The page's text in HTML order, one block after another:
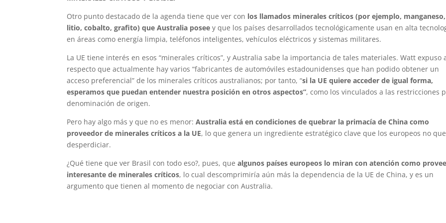
Otro punto destacado de la agenda tiene que ver con los llamados minerales críticos (por ejemplo, manganeso,
litio, cobalto, grafito) que Australia posee y que los países desarrollados tecnológicamente usan en alta
en áreas como energía limpia, teléfonos inteligentes, vehículos eléctricos y sistemas militares.
La UE tiene interés en esos “minerales críticos”, y Australia sabe la importancia de tales materiales. Watt expuso
respecto que actualmente hay varios “fabricantes de automóviles estadounidenses que han podido obtener un
acceso preferencial” de los minerales críticos australianos; por tanto, “si la UE quiere acceder de igual forma,
esperamos que puedan entender nuestra posición en otros aspectos”, como los vinculados a las restricciones
denominación de origen.
Pero hay algo más y que no es menor:Australia está en condiciones de quebrar la primacía de China como
proveedor de minerales críticos a la UE, lo que genera un ingrediente estratégico clave que los europeos no
desperdiciar.
¿Qué tiene que ver Brasil con todo eso?, pues, quealgunos países europeos lo miran con atención como
interesante de minerales críticos, lo cual descomprimiría aún más la dependencia de la UE de China, y es un
argumento que tienen al momento de negociar con Australia.